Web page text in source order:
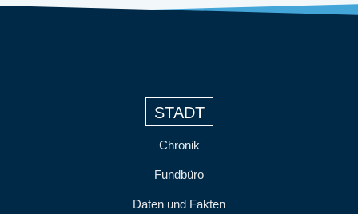
STADT
Chronik
Fundbüro
Daten und Fakten